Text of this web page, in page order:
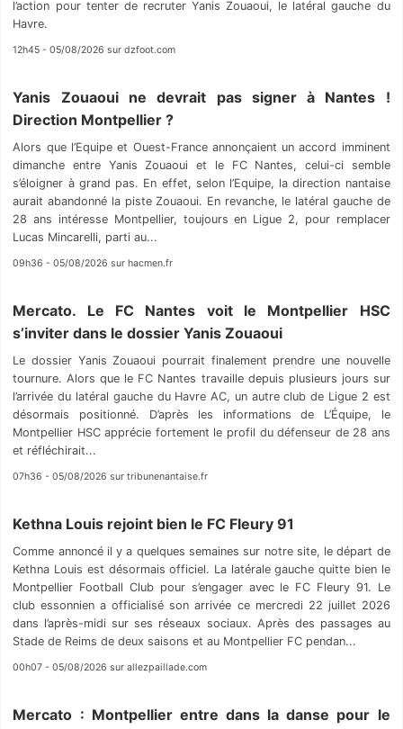
l’action pour tenter de recruter Yanis Zouaoui, le latéral gauche du
Havre.
12h45 - 05/08/2026 sur dzfoot.com
Yanis Zouaoui ne devrait pas signer à Nantes !
Direction Montpellier ?
Alors que l’Equipe et Ouest-France annonçaient un accord imminent
dimanche entre Yanis Zouaoui et le FC Nantes, celui-ci semble
s’éloigner à grand pas. En effet, selon l’Equipe, la direction nantaise
aurait abandonné la piste Zouaoui. En revanche, le latéral gauche de
28 ans intéresse Montpellier, toujours en Ligue 2, pour remplacer
Lucas Mincarelli, parti au...
09h36 - 05/08/2026 sur hacmen.fr
Mercato. Le FC Nantes voit le Montpellier HSC
s’inviter dans le dossier Yanis Zouaoui
Le dossier Yanis Zouaoui pourrait finalement prendre une nouvelle
tournure. Alors que le FC Nantes travaille depuis plusieurs jours sur
l’arrivée du latéral gauche du Havre AC, un autre club de Ligue 2 est
désormais positionné. D’après les informations de L’Équipe, le
Montpellier HSC apprécie fortement le profil du défenseur de 28 ans
et réfléchirait...
07h36 - 05/08/2026 sur tribunenantaise.fr
Kethna Louis rejoint bien le FC Fleury 91
Comme annoncé il y a quelques semaines sur notre site, le départ de
Kethna Louis est désormais officiel. La latérale gauche quitte bien le
Montpellier Football Club pour s’engager avec le FC Fleury 91. Le
club essonnien a officialisé son arrivée ce mercredi 22 juillet 2026
dans l’après-midi sur ses réseaux sociaux. Après des passages au
Stade de Reims de deux saisons et au Montpellier FC pendan...
00h07 - 05/08/2026 sur allezpaillade.com
Mercato : Montpellier entre dans la danse pour le